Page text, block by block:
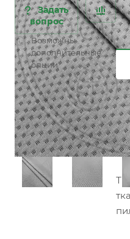
Задать
вопрос
Возможны
дополнительные
опции
Не